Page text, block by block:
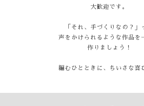
大歓迎です。
「それ、手づくりなの？」
声をかけられるような作品を
作りましょう！
編むひとときに、ちいさな喜